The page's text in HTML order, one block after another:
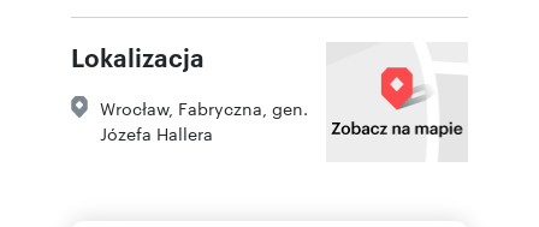
Lokalizacja
Wrocław, Fabryczna gen.
Józefa Hallera